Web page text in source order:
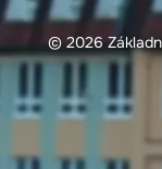
© 2026